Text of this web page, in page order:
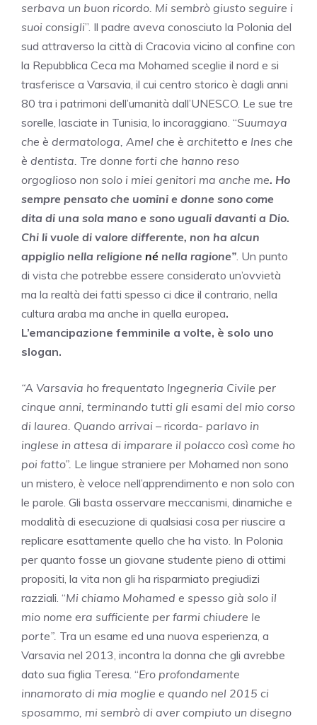
serbava un buon ricordo. Mi sembrò giusto seguire i
suoi consigli”. Il padre aveva conosciuto la Polonia del
sud attraverso la città di Cracovia vicino al confine con
la Repubblica Ceca ma Mohamed sceglie il nord e si
trasferisce a Varsavia, il cui centro storico è dagli anni
80 tra i patrimoni dell’umanità dall’UNESCO. Le sue tre
sorelle, lasciate in Tunisia, lo incoraggiano. “Suumaya
che è dermatologa, Amel che è architetto e Ines che
è dentista. Tre donne forti che hanno reso
orgoglioso non solo i miei genitori ma anche me. Ho
sempre pensato che uomini e donne sono come
dita di una sola mano e sono uguali davanti a Dio.
Chi li vuole di valore differente, non ha alcun
appiglio nella religione né nella ragione”. Un punto
di vista che potrebbe essere considerato un’ovvietà
ma la realtà dei fatti spesso ci dice il contrario, nella
cultura araba ma anche in quella europea.
L’emancipazione femminile a volte, è solo uno
slogan.
“A Varsavia ho frequentato Ingegneria Civile per
cinque anni, terminando tutti gli esami del mio corso
di laurea. Quando arrivai – ricorda- parlavo in
inglese in attesa di imparare il polacco così come ho
poi fatto”. Le lingue straniere per Mohamed non sono
un mistero, è veloce nell’apprendimento e non solo con
le parole. Gli basta osservare meccanismi, dinamiche e
modalità di esecuzione di qualsiasi cosa per riuscire a
replicare esattamente quello che ha visto. In Polonia
per quanto fosse un giovane studente pieno di ottimi
propositi, la vita non gli ha risparmiato pregiudizi
razziali. “Mi chiamo Mohamed e spesso già solo il
mio nome era sufficiente per farmi chiudere le
porte”. Tra un esame ed una nuova esperienza, a
Varsavia nel 2013, incontra la donna che gli avrebbe
dato sua figlia Teresa. “Ero profondamente
innamorato di mia moglie e quando nel 2015 ci
sposammo, mi sembrò di aver compiuto un disegno